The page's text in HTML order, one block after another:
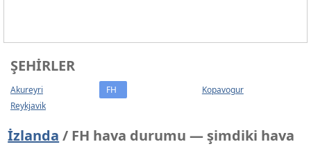
ŞEHIRLER
Akureyri FH
Kopavogur
Reykjavik
İzlanda / FH hava durumu — şimdiki hava